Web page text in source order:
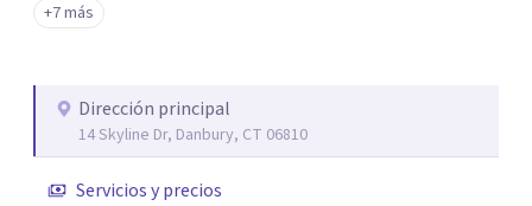
+7 más
Dirección principal
14 Skyline Dr, Danbury, CT 06810
Servicios y precios